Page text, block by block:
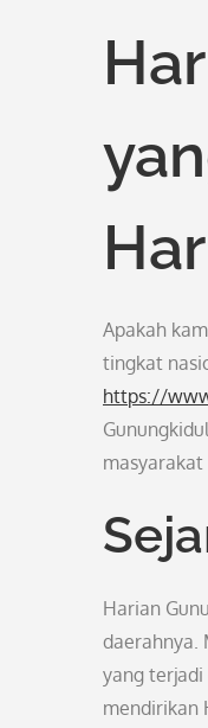
Apakah
tingkat
https://
Harian
daerahnya.
yang
mendirikan